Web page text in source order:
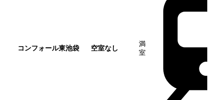
コンフォール東池袋 空室なし
満
室